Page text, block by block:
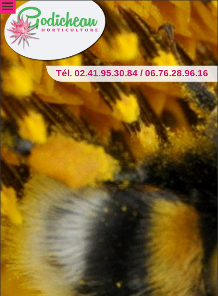
Tél. 02.41.95.30.84 / 06.76.28.96.16